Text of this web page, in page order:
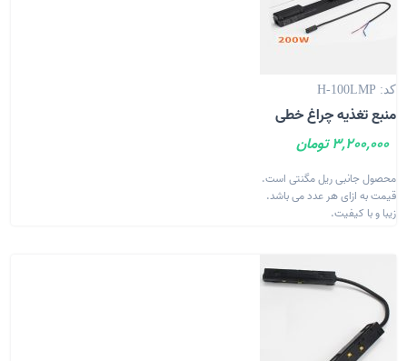
کد: H-100LMP
منبع تغذیه چراغ خطی
3,200,000 تومان
محصول جانبی ریل مگنتی است.
قیمت به ازای هر عدد می باشد.
زیبا و با کیفیت.